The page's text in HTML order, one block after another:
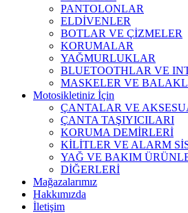
PANTOLONLAR
ELDİVENLER
BOTLAR VE ÇİZMELER
KORUMALAR
YAĞMURLUKLAR
BLUETOOTHLAR VE
MASKELER VE
Motosikletiniz İçin
ÇANTALAR VE
ÇANTA TAŞIYICILARI
KORUMA DEMİRLERİ
KİLİTLER VE ALARM
YAĞ VE BAKIM
DİĞERLERİ
Mağazalarımız
Hakkımızda
İletişim